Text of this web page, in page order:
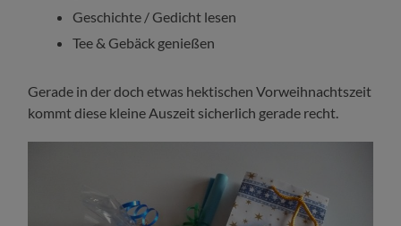
Geschichte / Gedicht lesen
Tee & Gebäck genießen
Gerade in der doch etwas hektischen Vorweihnachtszeit
kommt diese kleine Auszeit sicherlich gerade recht.